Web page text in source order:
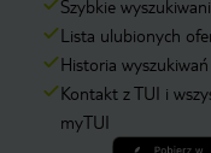
Szybkie
Lista ulubionych
Historia
Kontakt z TUI i
myTUI